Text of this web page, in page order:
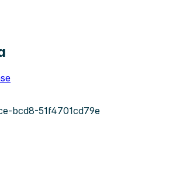
bcd8-51f4701cd79e